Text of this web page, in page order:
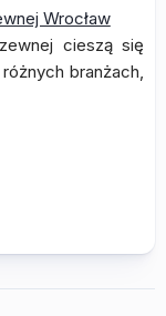
Wrocław
cieszą się
branżach,